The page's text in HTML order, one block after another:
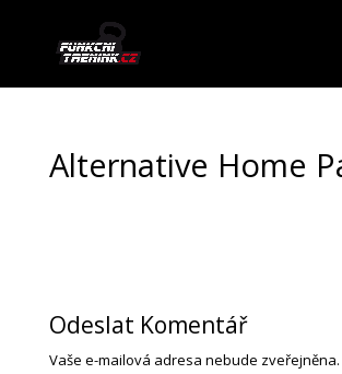
Alternative Home
Odeslat Komentář
Vaše e-mailová adresa nebude zveřejněna.